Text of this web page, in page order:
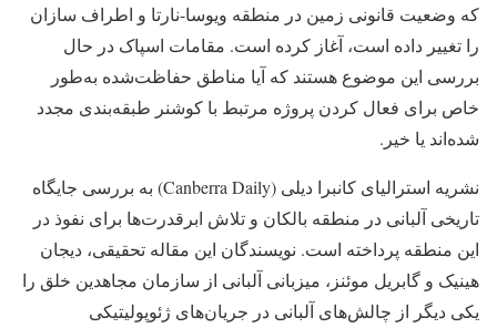
که وضعیت قانونی زمین در منطقه ویوسا-نارتا و اطراف سازان
را تغییر داده است، آغاز کرده است. مقامات اسپاک در حال
بررسی این موضوع هستند که آیا مناطق حفاظت‌شده به‌طور
خاص برای فعال کردن پروژه مرتبط با کوشنر طبقه‌بندی مجدد
شده‌اند یا خیر.
نشریه استرالیای کانبرا دیلی (Canberra Daily) به بررسی جایگاه
تاریخی آلبانی در منطقه بالکان و تلاش ابرقدرت‌ها برای نفوذ در
این منطقه پرداخته است. نویسندگان این مقاله تحقیقی، دیجان
هینیک و گابریل موئنز، میزبانی آلبانی از سازمان مجاهدین خلق را
یکی دیگر از چالش‌های آلبانی در جریان‌های ژئوپولیتیکی